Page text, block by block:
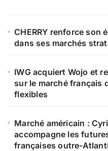
CHERRY renforce son
dans ses marchés
IWG acquiert Wojo et
sur le marché français
flexibles
Marché américain :
accompagne les
françaises outre-